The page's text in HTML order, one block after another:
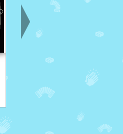
EXCELSIOR
398 646 руб.
VICTORIA
mod.